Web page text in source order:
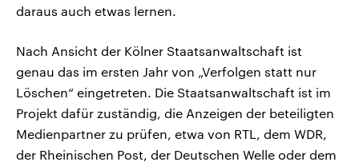
daraus auch etwas lernen.
Nach Ansicht der Kölner Staatsanwaltschaft ist
genau das im ersten Jahr von „Verfolgen statt nur
Löschen“ eingetreten. Die Staatsanwaltschaft ist im
Projekt dafür zuständig, die Anzeigen der beteiligten
Medienpartner zu prüfen, etwa von RTL, dem WDR,
der Rheinischen Post, der Deutschen Welle oder dem